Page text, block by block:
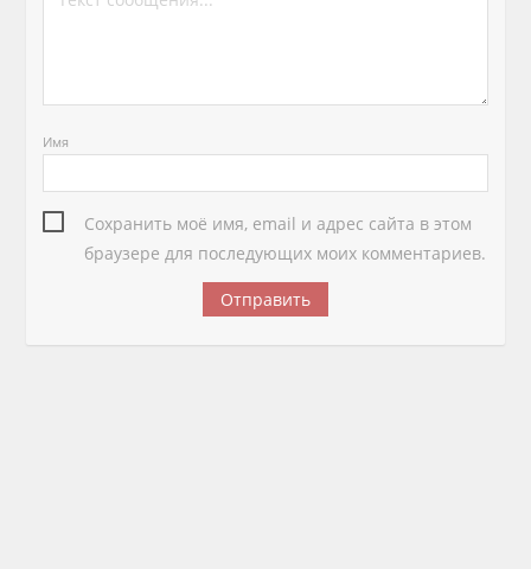
Имя
Сохранить моё имя, email и адрес сайта в этом
браузере для последующих моих комментариев.